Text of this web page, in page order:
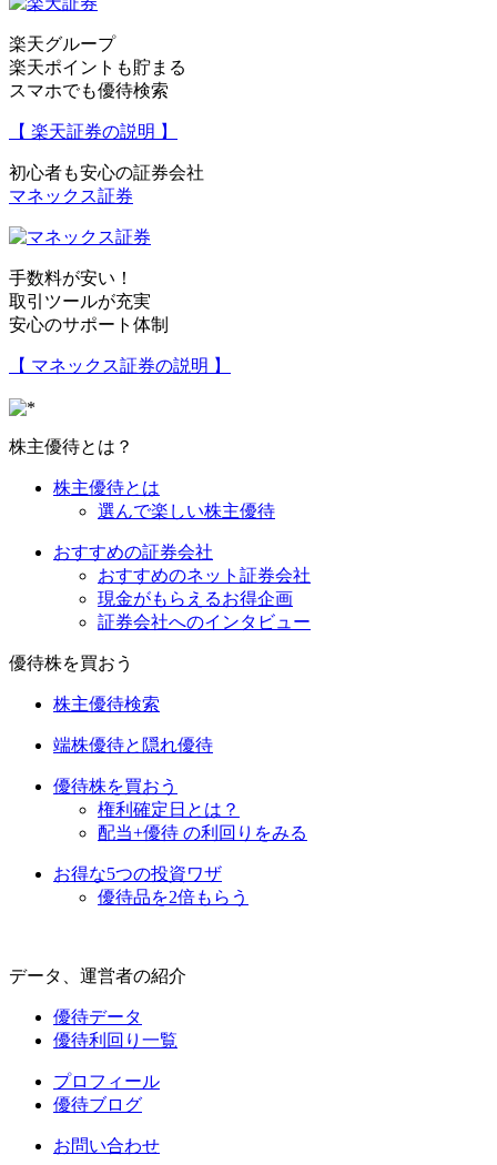
楽天グループ
楽天ポイントも貯まる
スマホでも優待検索
【 楽天証券の説明 】
初心者も安心の証券会社
マネックス証券
手数料が安い！
取引ツールが充実
安心のサポート体制
【 マネックス証券の説明 】
株主優待とは？
株主優待とは
選んで楽しい株主優待
おすすめの証券会社
おすすめのネット証券会社
現金がもらえるお得企画
証券会社へのインタビュー
優待株を買おう
株主優待検索
端株優待と隠れ優待
優待株を買おう
権利確定日とは？
配当+優待 の利回りをみる
お得な5つの投資ワザ
優待品を2倍もらう
データ、運営者の紹介
優待データ
優待利回り一覧
プロフィール
優待ブログ
お問い合わせ